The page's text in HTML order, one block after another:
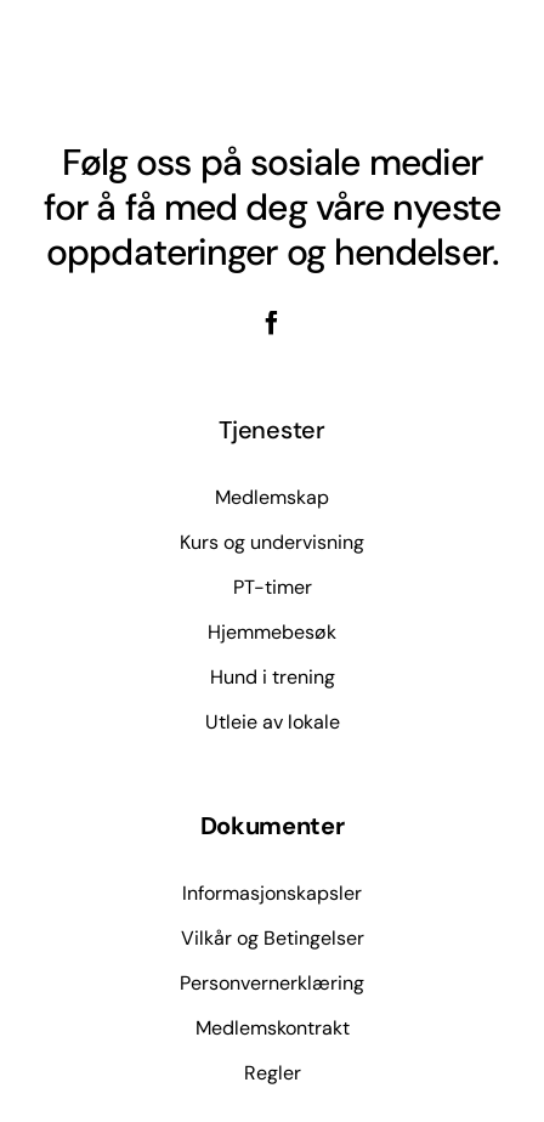
Følg oss på sosiale medier
for å få med deg våre nyeste
oppdateringer og hendelser.
Tjenester
Medlemskap
Kurs og undervisning
PT-timer
Hjemmebesøk
Hund i trening
Utleie av lokale
Dokumenter
Informasjonskapsler
Vilkår og Betingelser
Personvernerklæring
Medlemskontrakt
Regler